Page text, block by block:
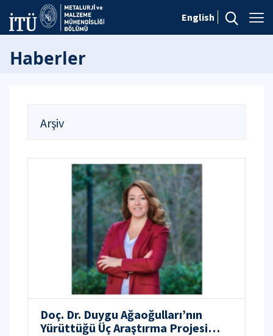
English
Haberler
Arşiv
Doç. Dr. Duygu Ağaoğulları’nın
Yürüttüğü Üç Araştırma Projesi